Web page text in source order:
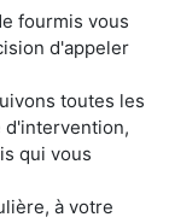
fourmis vous
d'appeler
toutes les
d'intervention,
qui vous
à votre